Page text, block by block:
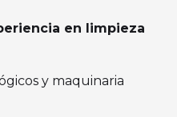
en limpieza
y maquinaria